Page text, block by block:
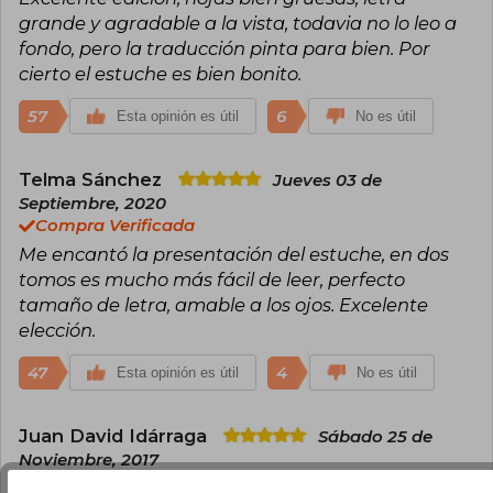
grande y agradable a la vista, todavia no lo leo a
fondo, pero la traducción pinta para bien. Por
cierto el estuche es bien bonito.
57 Esta opinión es útil 6 No es útil
Telma Sánchez
Jueves 03 de
Septiembre, 2020
Compra Verificada
Me encantó la presentación del estuche, en dos
tomos es mucho más fácil de leer, perfecto
tamaño de letra, amable a los ojos. Excelente
elección.
47 Esta opinión es útil 4 No es útil
Juan David Idárraga
Sábado 25 de
Noviembre, 2017